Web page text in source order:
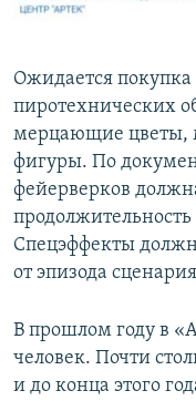
Ожидается покупка
пиротехнических
мерцающие цветы,
фигуры. По
фейерверков
Спецэффекты
от эпизода
В прошлом году в
человек. Почти
и до конца этого